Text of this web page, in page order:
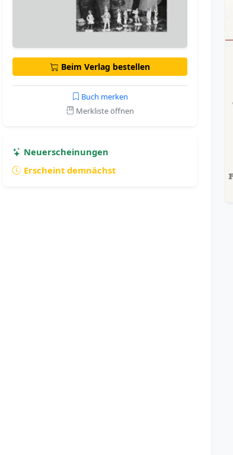
Beim Verlag bestellen
Buch merken
Merkliste öffnen
Neuerscheinungen
Erscheint demnächst